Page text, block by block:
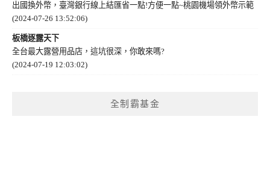
出國換外幣，臺灣銀行線上結匯省一點!方便一點~桃園機場領外幣示範
(2024-07-26 13:52:06)
板橋逐露天下
全台最大露營用品店，這坑很深，你敢來嗎?
(2024-07-19 12:03:02)
全制霸基金